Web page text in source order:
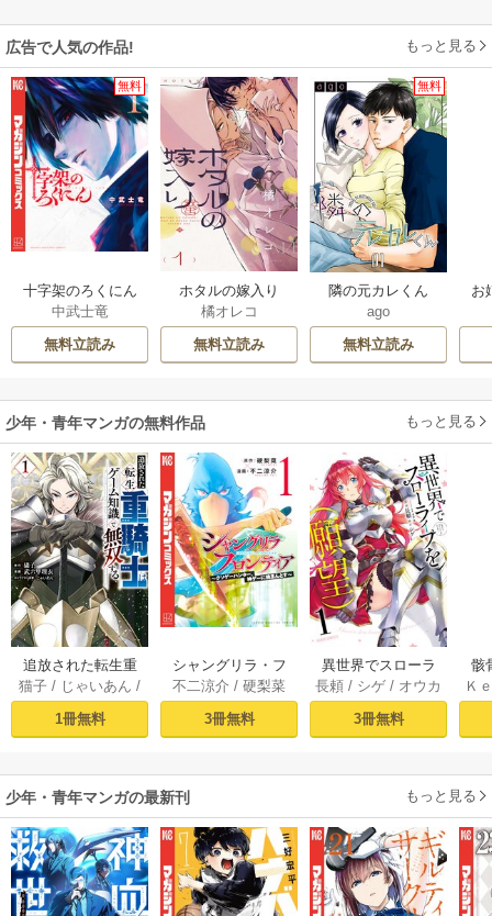
広告で人気の作品! もっと見る
無料
十字架のろくにん
中武士竜
無料立読み
ホタルの嫁入り
橘オレコ
無料立読み
無料
隣の元カレくん
ago
無料立読み
お
少年・青年マンガの無料作品 もっと見る
追放された転生重
騎士はゲーム知識
で無双する（１）
猫子 / じゃいあん /
武六甲理衣
1冊無料
シャングリラ・フ
ロンティア（１）
～クソゲーハン
ター、神ゲーに挑
不二涼介 /硬梨菜
3冊無料
異世界でスローラ
イフを（願望） 1
長頼 / シゲ / オウカ
3冊無料
骸
異
Ｋ
少年・青年マンガの最新刊 もっと見る